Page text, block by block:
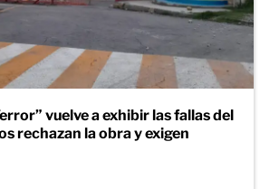
vuelve a exhibir las fallas del
rechazan la obra y exigen